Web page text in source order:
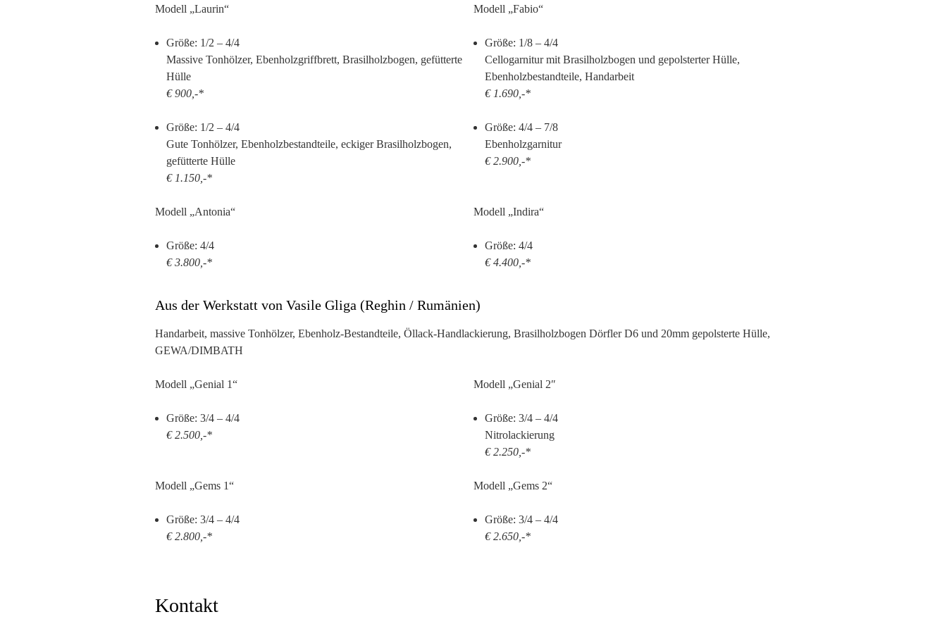
Modell „Laurin“
Größe: 1/2 – 4/4
Massive Tonhölzer, Ebenholzgriffbrett, Brasilholzbogen, gefütterte
Hülle
€ 900,-*
Größe: 1/2 – 4/4
Gute Tonhölzer, Ebenholzbestandteile, eckiger Brasilholzbogen,
gefütterte Hülle
€ 1.150,-*
Modell „Fabio“
Größe: 1/8 – 4/4
Cellogarnitur mit Brasilholzbogen und gepolsterter Hülle,
Ebenholzbestandteile, Handarbeit
€ 1.690,-*
Größe: 4/4 – 7/8
Ebenholzgarnitur
€ 2.900,-*
Modell „Antonia“
Größe: 4/4
€ 3.800,-*
Modell „Indira“
Größe: 4/4
€ 4.400,-*
Aus der Werkstatt von Vasile Gliga (Reghin / Rumänien)
Handarbeit, massive Tonhölzer, Ebenholz-Bestandteile, Öllack-Handlackierung, Brasilholzbogen Dörfler D6 und 20mm gepolsterte Hülle,
GEWA/DIMBATH
Modell „Genial 1“
Größe: 3/4 – 4/4
€ 2.500,-*
Modell „Genial 2″
Größe: 3/4 – 4/4
Nitrolackierung
€ 2.250,-*
Modell „Gems 1“
Größe: 3/4 – 4/4
€ 2.800,-*
Modell „Gems 2“
Größe: 3/4 – 4/4
€ 2.650,-*
Kontakt